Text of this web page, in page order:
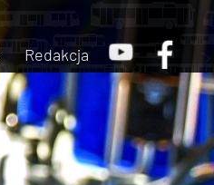
Redakcja